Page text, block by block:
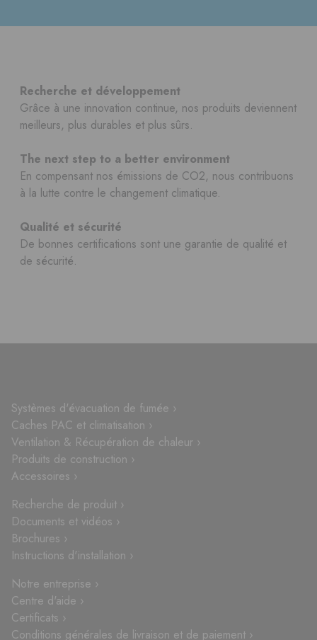
Recherche et développement
Grâce à une innovation continue, nos produits deviennent
meilleurs, plus durables et plus sûrs.
The next step to a better environment
En compensant nos émissions de CO2, nous contribuons
à la lutte contre le changement climatique.
Qualité et sécurité
De bonnes certifications sont une garantie de qualité et
de sécurité.
Systèmes d'évacuation de fumée ›
Caches PAC et climatisation ›
Ventilation & Récupération de chaleur ›
Produits de construction ›
Accessoires ›
Recherche de produit ›
Documents et vidéos ›
Brochures ›
Instructions d'installation ›
Notre entreprise ›
Centre d'aide ›
Certificats ›
Conditions générales de livraison et de paiement ›